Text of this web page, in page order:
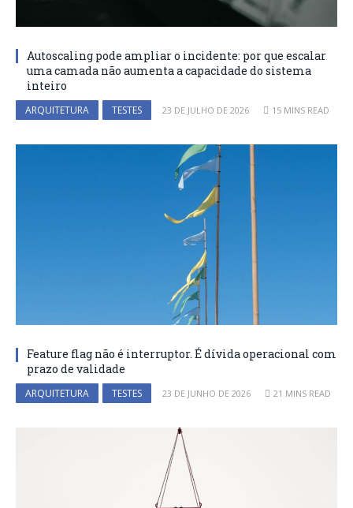
Autoscaling pode ampliar o incidente: por que escalar
uma camada não aumenta a capacidade do sistema
inteiro
ARQUITETURA TESTES 23 DE JULHO DE 2026 15 MINS READ
Feature flag não é interruptor. É dívida operacional com
prazo de validade
ARQUITETURA TESTES 23 DE JUNHO DE 2026 21 MINS READ